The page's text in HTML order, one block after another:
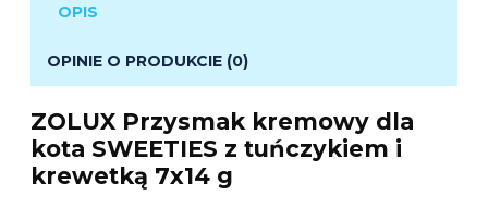
OPIS
OPINIE O PRODUKCIE (0)
ZOLUX Przysmak kremowy dla
kota SWEETIES z tuńczykiem i
krewetką 7x14 g